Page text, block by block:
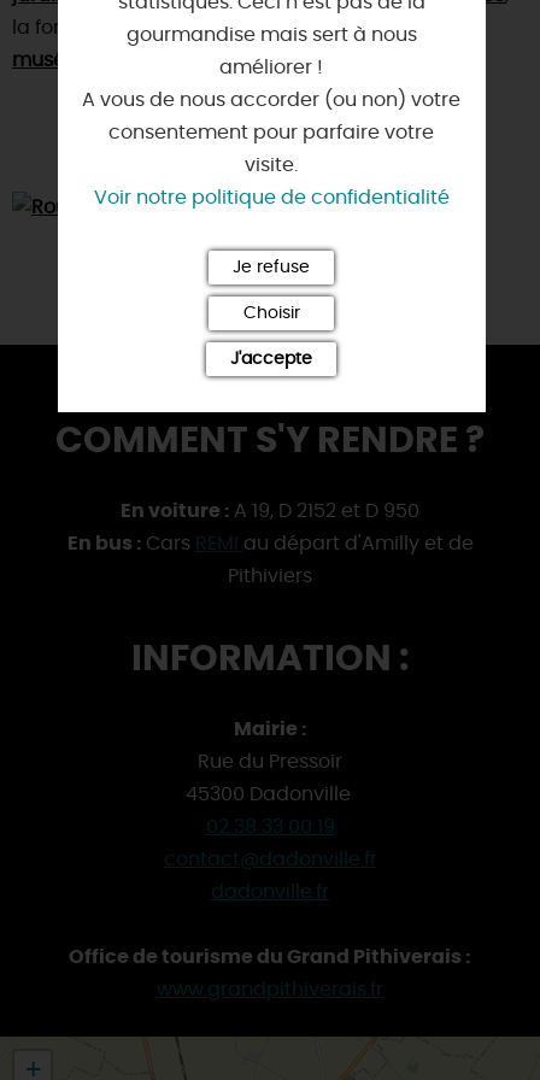
la forteresse médiévale deYèvre-le-Châtel
musée du safran
COMMENT S'Y RENDRE ?
En voiture : A 19, D 2152 et D 950
En bus : Cars REMI au départ d'Amilly et de
Pithiviers
INFORMATION :
Mairie :
Rue du Pressoir
45300 Dadonville
02 38 33 00 19
contact@dadonville.fr
dadonville.fr
Office de tourisme du Grand Pithiverais :
www.grandpithiverais.fr
+
gourmandise mais sert à nous
améliorer !
A vous de nous accorder (ou non) votre
consentement pour parfaire votre
visite.
Voir notre politique de confidentialité
Je refuse
Choisir
J'accepte